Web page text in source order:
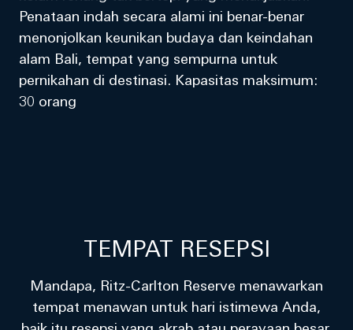
Penataan indah secara alami ini benar-benar
menonjolkan keunikan budaya dan keindahan
alam Bali, tempat yang sempurna untuk
pernikahan di destinasi. Kapasitas maksimum:
30 orang
TEMPAT RESEPSI
Mandapa, Ritz-Carlton Reserve menawarkan
tempat menawan untuk hari istimewa Anda,